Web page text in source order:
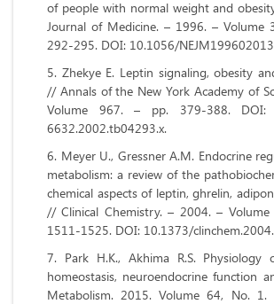
of people with normal weight and
Journal of Medicine. – 1996. – Volume
292-295. DOI: 10.1056/
Zhekye E. Leptin signaling, obesity
// Annals of the New York Academy of
Volume 967. – pp. 379-388. DOI:
6632.2002.tb04293.x.
Meyer U., Gressner A.M. Endocrine
metabolism: a review of the
chemical aspects of leptin, ghrelin,
// Clinical Chemistry. – 2004. –
1511-1525. DOI: 10.1373/
Park H.K., Akhima R.S.
homeostasis, neuroendocrine function
Metabolism. 2015. Volume 64, No.